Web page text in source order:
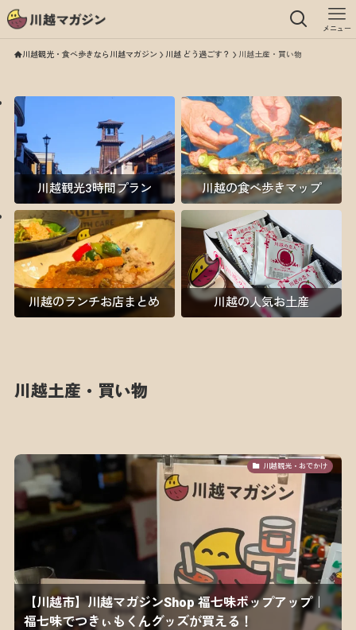
メニュー
川越観光・食べ歩きなら川越マガジン 川越 どう過ごす？ 川越土産・買い物
川越観光3時間プラン 川越の食べ歩きマップ
川越のランチお店まとめ 川越の人気お土産
川越土産・買い物
川越観光・おでかけ
【川越市】川越マガジンShop 福七味ポップアップ｜
福七味でつきぃもくんグッズが買える！